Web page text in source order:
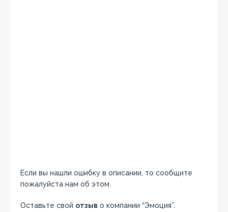
Если вы нашли ошибку в описании, то сообщите
пожалуйста нам об этом.
Оставьте свой отзыв о компании “Эмоция”.